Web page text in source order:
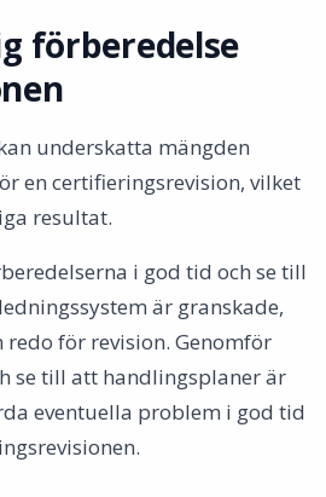
förberedelse
underskatta mängden
en certifieringsrevision, vilket
resultat.
i god tid och se till
är granskade,
för revision. Genomför
se till att handlingsplaner är
eventuella problem i god tid